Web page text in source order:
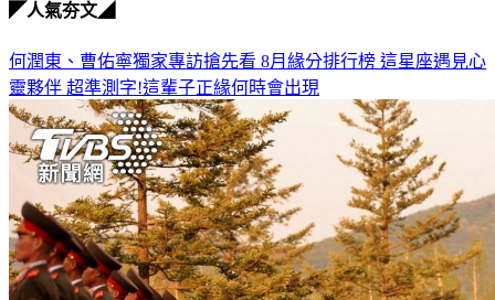
◤人氣夯文◢
何潤東、曹佑寧獨家專訪搶先看 8月緣分排行榜 這星座遇見心
靈夥伴 超準測字!這輩子正緣何時會出現